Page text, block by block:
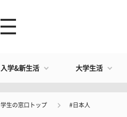
入学&新生活 大学生活
学生の窓口トップ #日本人